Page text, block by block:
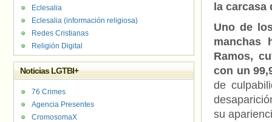
la carcasa
Uno de
manchas
Ramos,
con un
de
su
Eclesalia
Eclesalia (información religiosa)
Redes Cristianas
Religión Digital
Noticias LGTBI+
76 Crimes
Agencia Presentes
CromosomaX